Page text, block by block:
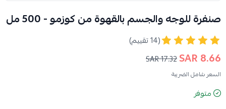
صنفرة للوجه والجسم بالقهوة من كوزمو - 500 مل
(14 تقييم)
8.66 SAR
17.32 SAR
السعر شامل الضريبة
متوفر